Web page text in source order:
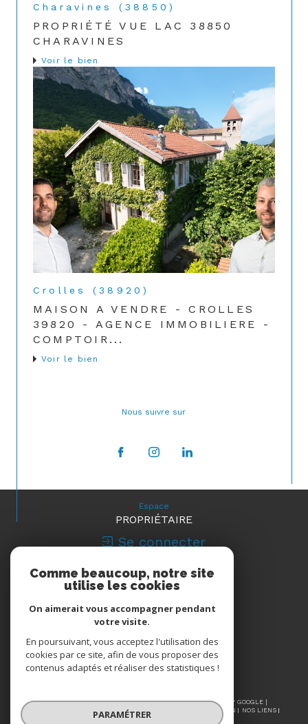
Charavines (38850)
PROPRIÉTÉ VUE LAC 38850
CHARAVINES
Voir le bien
Crolles (38920)
MAISON A VENDRE - CROLLES
39820 - AGENCE IMMOBILIERE -
COMPTOIR...
Voir le bien
Nous suivre sur
Espace
PROPRIÉTAIRE
Se connecter
Nous
ADHÉRONS
© 2026 | TOUS DROITS RÉSERVÉS | TRADUCTION POWERED BY GOOGLE |
PLAN DU SITE MENTIONS LÉGALES ADMIN
NOS LIENS
POLITIQUE RGPD
Comme beaucoup, notre site
utilise les cookies
On aimerait vous accompagner pendant
votre visite.
En poursuivant, vous acceptez l'utilisation des
cookies par ce site, afin de vous proposer des
contenus adaptés et réaliser des statistiques !
PARAMÉTRER